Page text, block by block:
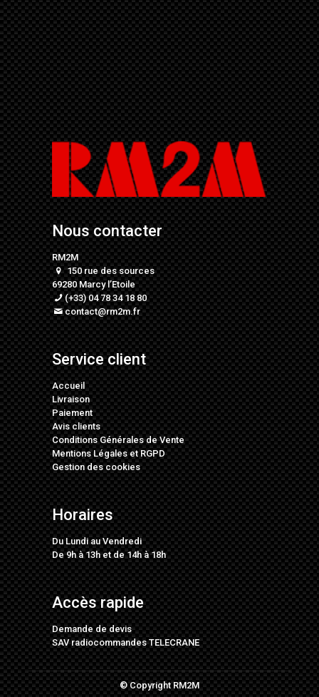
Nous contacter
RM2M
150 rue des sources
69280 Marcy l’Etoile
(+33) 04 78 34 18 80
contact@rm2m.fr
Service client
Accueil
Livraison
Paiement
Avis clients
Conditions Générales de Vente
Mentions LégalesetRGPD
Gestion des cookies
Horaires
Du Lundi au Vendredi
De 9h à 13h et de 14h à 18h
Accès rapide
Demande de devis
SAV radiocommandes TELECRANE
© Copyright RM2M